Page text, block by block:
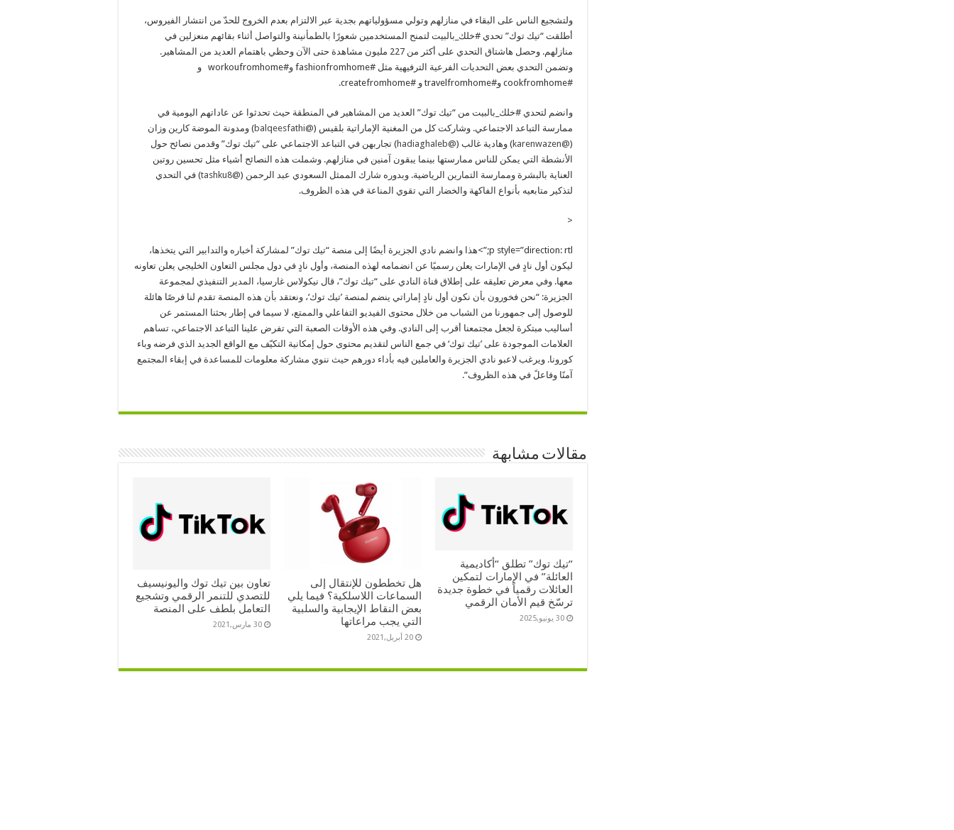
ولتشجيع الناس على البقاء في منازلهم وتولي مسؤولياتهم بجدية عبر الالتزام بعدم الخروج للحدّ من انتشار الفيروس،
أطلقت “تيك توك” تحدي #خلك_بالبيت لتمنح المستخدمين شعورًا بالطمأنينة والتواصل أثناء بقائهم منعزلين في
منازلهم. وحصل هاشتاق التحدي على أكثر من 227 مليون مشاهدة حتى الآن وحظي باهتمام العديد من المشاهير.
وتضمن التحدي بعض التحديات الفرعية الترفيهية مثل #fashionfromhome و#workoufromhome و
#cookfromhome و#travelfromhome و #createfromhome.
وانضم لتحدي #خلك_بالبيت من “تيك توك” العديد من المشاهير في المنطقة حيث تحدثوا عن عاداتهم اليومية في
ممارسة التباعد الاجتماعي. وشاركت كل من المغنية الإماراتية بلقيس (@balqeesfathi
) ومدونة الموضة كارين وزان
(
@karenwazen ) وهادية غالب (@hadiaghaleb
) تجاربهن في التباعد الاجتماعي على “تيك توك” وقدمن نصائح حول
الأنشطة التي يمكن للناس ممارستها بينما يبقون آمنين في منازلهم. وشملت هذه النصائح أشياء مثل تحسين روتين
العناية بالبشرة وممارسة التمارين الرياضية. وبدوره شارك الممثل السعودي عبد الرحمن (@tashku8
) في التحدي
لتذكير متابعيه بأنواع الفاكهة والخضار التي تقوي المناعة في هذه الظروف.
<
p style=”direction: rtl;”>
هذا وانضم نادي الجزيرة أيضًا إلى منصة “تيك توك” لمشاركة أخباره والتدابير التي يتخذها،
ليكون أول نادٍ في الإمارات يعلن رسميًا عن انضمامه لهذه المنصة، وأول نادٍ في دول مجلس التعاون الخليجي يعلن تعاونه
معها. وفي معرض تعليقه على إطلاق قناة النادي على “تيك توك”، قال نيكولاس غارسيا، المدير التنفيذي لمجموعة
الجزيرة: “نحن فخورون بأن نكون أول نادٍ إماراتي ينضم لمنصة ’تيك توك‘، ونعتقد بأن هذه المنصة تقدم لنا فرصًا هائلة
للوصول إلى جمهورنا من الشباب من خلال محتوى الفيديو التفاعلي والممتع، لا سيما في إطار بحثنا المستمر عن
أساليب مبتكرة لجعل مجتمعنا أقرب إلى النادي. وفي هذه الأوقات الصعبة التي تفرض علينا التباعد الاجتماعي، تساهم
العلامات الموجودة على ’تيك توك‘ في جمع الناس لتقديم محتوى حول إمكانية التكيّف مع الواقع الجديد الذي فرضه وباء
كورونا. ويرغب لاعبو نادي الجزيرة والعاملين فيه بأداء دورهم حيث ننوي مشاركة معلومات للمساعدة في إبقاء المجتمع
آمنًا وفاعلً في هذه الظروف”.
مقالات مشابهة
“تيك توك” تطلق “أكاديمية
العائلة” في الإمارات لتمكين
العائلات رقمياً في خطوة جديدة
ترسّخ قيم الأمان الرقمي
30 يونيو,2025
هل تخططون للإنتقال إلى
السماعات اللاسلكية؟ فيما يلي
بعض النقاط الإيجابية والسلبية
التي يجب مراعاتها
20 أبريل,2021
تعاون بين تيك توك واليونيسيف
للتصدي للتنمر الرقمي وتشجيع
التعامل بلطف على المنصة
30 مارس,2021